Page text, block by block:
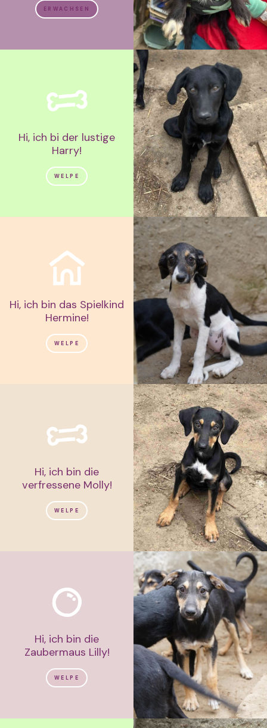
ERWACHSEN
Hi, ich bi der lustige
Harry!
WELPE
Hi, ich bin das Spielkind
Hermine!
WELPE
Hi, ich bin die
verfressene Molly!
WELPE
Hi, ich bin die
Zaubermaus Lilly!
WELPE